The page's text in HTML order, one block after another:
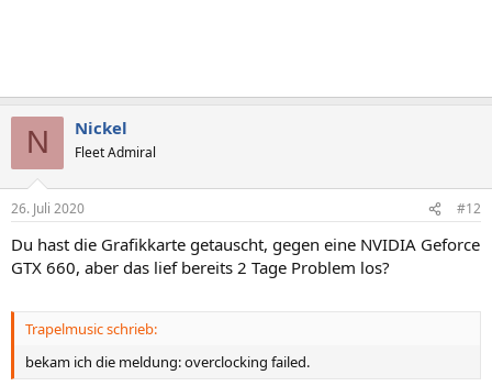
N Nickel
Fleet Admiral
26. Juli 2020 #12
Du hast die Grafikkarte getauscht, gegen eine NVIDIA Geforce
GTX 660, aber das lief bereits 2 Tage Problem los?
Trapelmusic schrieb:
bekam ich die meldung: overclocking failed.